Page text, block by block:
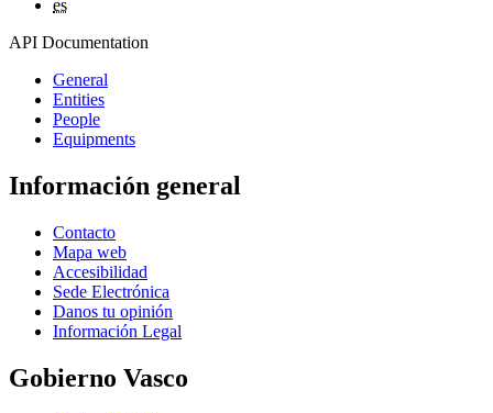
es
API Documentation
General
Entities
People
Equipments
Información general
Contacto
Mapa web
Accesibilidad
Sede Electrónica
Danos tu opinión
Información Legal
Gobierno Vasco